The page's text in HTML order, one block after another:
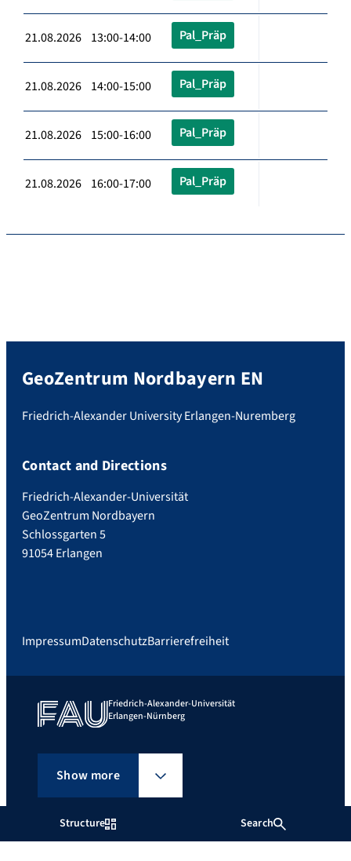
Structure Search
21.08.2026 13:00-14:00 Pal_Präp
21.08.2026 14:00-15:00 Pal_Präp
21.08.2026 15:00-16:00 Pal_Präp
21.08.2026 16:00-17:00 Pal_Präp
GeoZentrum Nordbayern EN
Friedrich-Alexander University Erlangen-Nuremberg
Contact and Directions
Friedrich-Alexander-Universität
GeoZentrum Nordbayern
Schlossgarten 5
91054 Erlangen
ImpressumDatenschutzBarrierefreiheit
Friedrich-Alexander-Universität
Erlangen-Nürnberg
Show more